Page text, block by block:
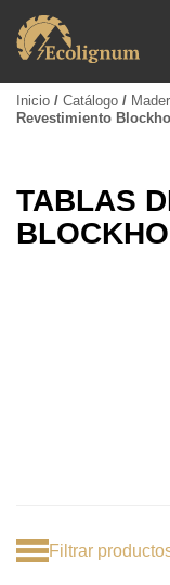
Tabla de piso
Tableros de
Inicio / Catálogo /
Revestimiento
TABLAS
Filtrar